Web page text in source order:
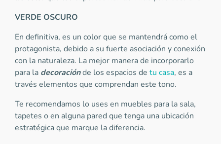
VERDE OSCURO
En definitiva, es un color que se mantendrá como el
protagonista, debido a su fuerte asociación y conexión
con la naturaleza. La mejor manera de incorporarlo
para la decoraciónde los espacios de tu casa, es a
través elementos que comprendan este tono.
Te recomendamos lo uses en muebles para la sala,
tapetes o en alguna pared que tenga una ubicación
estratégica que marque la diferencia.